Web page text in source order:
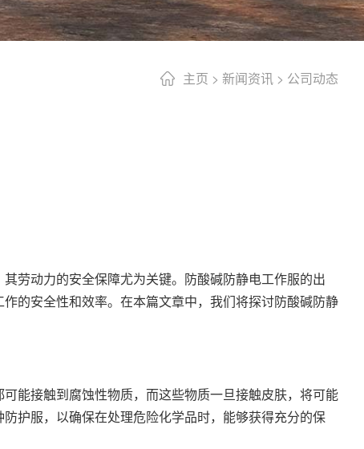
主页 > 新闻资讯 > 公司动态
劳动力的安全保障尤为关键。防酸碱防静电工作服的出
的安全性和效率。在本篇文章中，我们将探讨防酸碱防静
能接触到腐蚀性物质，而这些物质一旦接触皮肤，将可能
护服，以确保在处理危险化学品时，能够获得充分的保